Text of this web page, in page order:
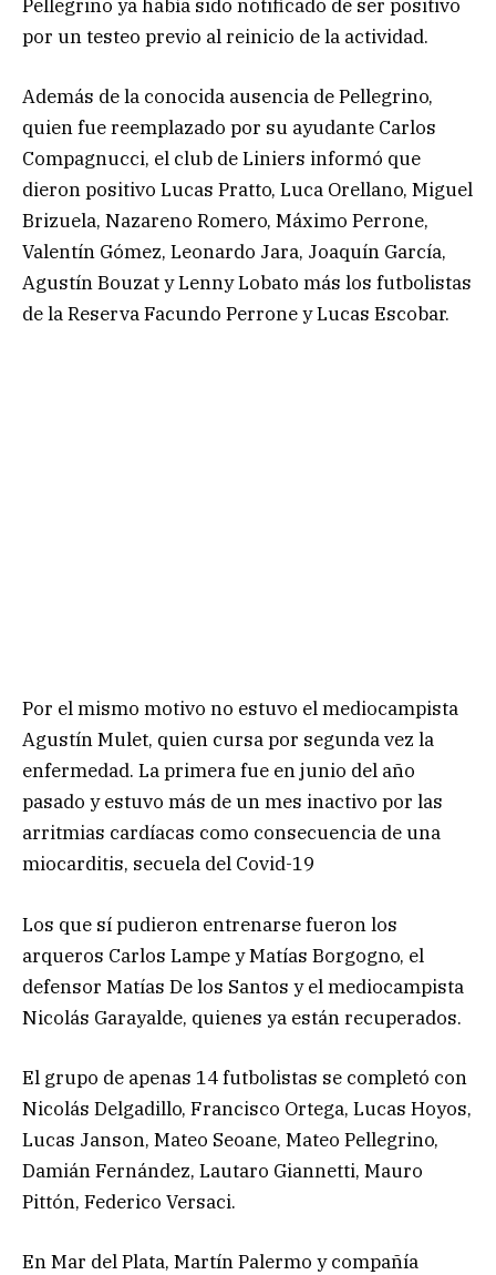
Pellegrino ya había sido notificado de ser positivo
por un testeo previo al reinicio de la actividad.
Además de la conocida ausencia de Pellegrino,
quien fue reemplazado por su ayudante Carlos
Compagnucci, el club de Liniers informó que
dieron positivo Lucas Pratto, Luca Orellano, Miguel
Brizuela, Nazareno Romero, Máximo Perrone,
Valentín Gómez, Leonardo Jara, Joaquín García,
Agustín Bouzat y Lenny Lobato más los futbolistas
de la Reserva Facundo Perrone y Lucas Escobar.
Por el mismo motivo no estuvo el mediocampista
Agustín Mulet, quien cursa por segunda vez la
enfermedad. La primera fue en junio del año
pasado y estuvo más de un mes inactivo por las
arritmias cardíacas como consecuencia de una
miocarditis, secuela del Covid-19
Los que sí pudieron entrenarse fueron los
arqueros Carlos Lampe y Matías Borgogno, el
defensor Matías De los Santos y el mediocampista
Nicolás Garayalde, quienes ya están recuperados.
El grupo de apenas 14 futbolistas se completó con
Nicolás Delgadillo, Francisco Ortega, Lucas Hoyos,
Lucas Janson, Mateo Seoane, Mateo Pellegrino,
Damián Fernández, Lautaro Giannetti, Mauro
Pittón, Federico Versaci.
En Mar del Plata, Martín Palermo y compañía